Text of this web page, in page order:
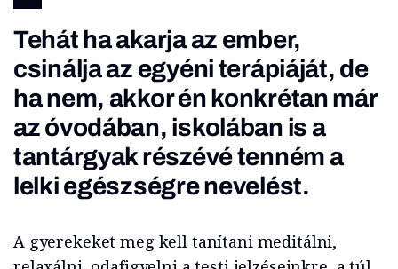
Tehát ha akarja az ember,
csinálja az egyéni terápiáját, de
ha nem, akkor én konkrétan már
az óvodában, iskolában is a
tantárgyak részévé tenném a
lelki egészségre nevelést.
A gyerekeket meg kell tanítani meditálni,